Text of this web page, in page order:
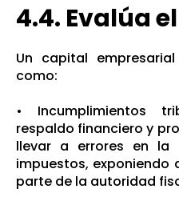
4.4. Evalúa
Un capital
como:
• Incumplimientos
respaldo financiero y
llevar a errores en la
impuestos, exponiendo
parte de la autoridad